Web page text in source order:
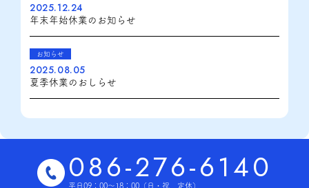
2025.12.24
年末年始休業のお知らせ
お知らせ
2025.08.05
夏季休業のおしらせ
086-276-6140
平日09：00～18：00（日・祝 定休）